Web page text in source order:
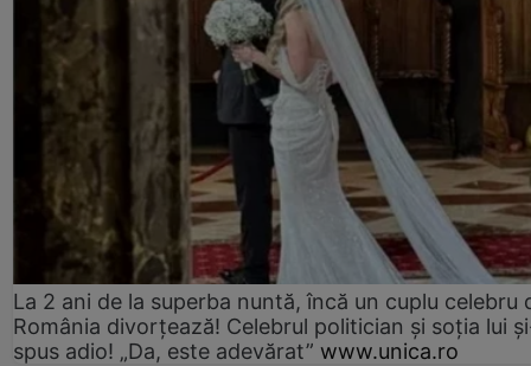
La 2 ani de la superba nuntă, încă un cuplu celebru
România divorțează! Celebrul politician și soția lui
spus adio! „Da, este adevărat” www.unica.ro